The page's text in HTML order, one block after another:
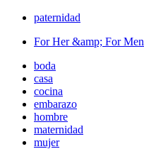
paternidad
For Her &amp; For Men
boda
casa
cocina
embarazo
hombre
maternidad
mujer